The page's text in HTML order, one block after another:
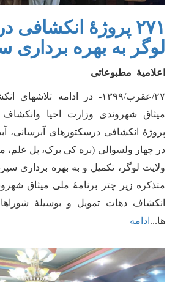
۲۷۱ پروژۀ انکشافی
لوگر به بهره برداری
اعلامیۀ مطبوعاتی
۲۷/عقرب/۱۳۹۹- در ادامه تلاشهای
پروژۀ انکشافی درسکتورهای آبرسانی،
در چهار ولسوالی (بره کی برک، پل علم،
ولایت لوگر، تکمیل و به بهره برداری
متذکره زیر چتر برنامۀ ملی میثاق
انکشاف دهات تمویل و بوسیلۀ
...ادامه